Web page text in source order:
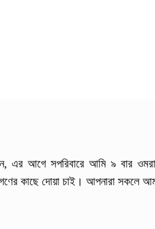
এর আগে সপরিবারে আমি ৯ বার
কাছে দোয়া চাই। আপনারা সকলে